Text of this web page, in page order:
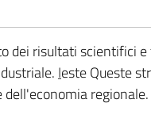
dei risultati scientifici
Ieste Queste
regionale.